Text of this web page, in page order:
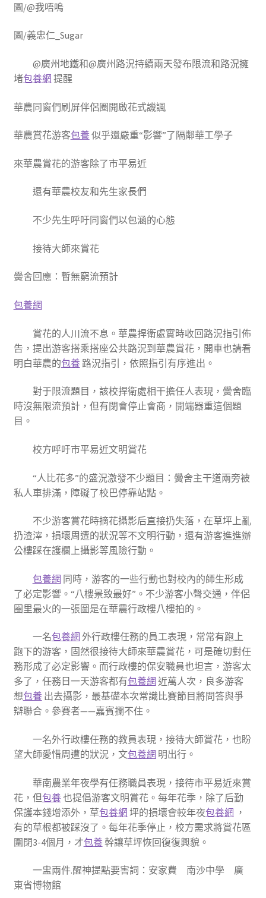
圖/@我唔嗚
圖/義忠仁_Sugar
@廣州地鐵和@廣州路況持續兩天發布限流和路況擁
堵包養網 提醒
華農同窗們刷屏伴侶圈開啟花式譏諷
華農賞花游客包養似乎還嚴重“影響”了隔鄰華工學子
來華農賞花的游客除了市平易近
還有華農校友和先生家長們
不少先生呼吁同窗們以包涵的心態
接待大師來賞花
黌舍回應：暫無窮流預計
包養網
賞花的人川流不息。華農捍衛處實時收回路況指引佈
告，提出游客搭乘搭座公共路況到華農賞花，開車也請看
明白華農的包養路況指引，依照指引有序進出。
對于限流題目，該校捍衛處相干擔任人表現，黌舍臨
時沒無限流預計，但有閉會停止會商，開端器重這個題
目。
校方呼吁市平易近文明賞花
“人比花多”的盛況激發不少題目：黌舍主干道兩旁被
私人車排滿，障礙了校巴停靠站點。
不少游客賞花時摘花攝影后直接扔失落，在草坪上亂
扔渣滓，損壞周遭的狀況等不文明行動，還有游客進進辦
公樓踩在護欄上攝影等風險行動。
包養網 同時，游客的一些行動也對校內的師生形成
了必定影響。“八樓景致最好”。不少游客小聲交通，伴侶
圈里最火的一張圖是在華農行政樓八樓拍的。
一名包養網 外行政樓任務的員工表現，常常有跑上
跑下的游客，固然很接待大師來華農賞花，可是確切對任
務形成了必定影響。而行政樓的保安職員也坦言，游客太
多了，任務日一天游客都有包養網 近萬人次，良多游客
想包養出去攝影，最基礎本次常識比賽節目將問答與爭
辯聯合。參賽者——嘉賓攔不住。
一名外行政樓任務的教員表現，接待大師賞花，也盼
望大師愛惜周遭的狀況，文包養網 明出行。
華南農業年夜學有任務職員表現，接待市平易近來賞
花，但包養也提倡游客文明賞花。每年花季，除了后勤
保護本錢增添外，草包養網 坪的損壞會較年夜包養網 ，
有的草根都被踩沒了。每年花季停止，校方需求將賞花區
圍閉3-4個月，才包養幹讓草坪恢回復復興貌。
一盅兩件.醒神提點要害詞：安家費 南沙中學 廣
東省博物館